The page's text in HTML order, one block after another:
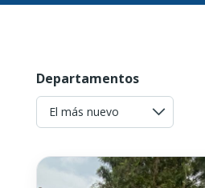
Departamentos